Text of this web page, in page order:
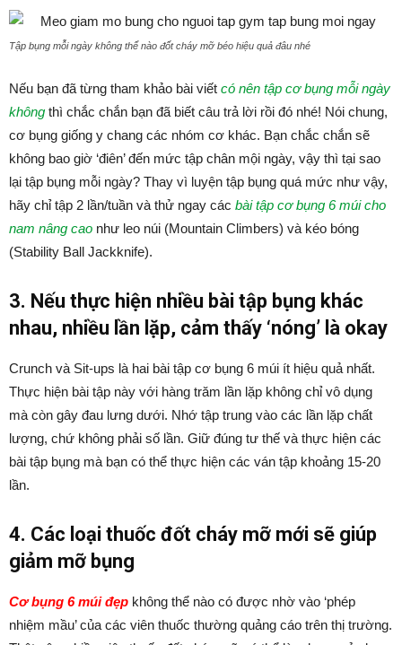
Tập bụng mỗi ngày không thể nào đốt cháy mỡ béo hiệu quả đâu nhé
Nếu bạn đã từng tham khảo bài viết có nên tập cơ bụng mỗi ngày
không thì chắc chắn bạn đã biết câu trả lời rồi đó nhé! Nói chung,
cơ bụng giống y chang các nhóm cơ khác. Bạn chắc chắn sẽ
không bao giờ ‘điên’ đến mức tập chân mội ngày, vậy thì tại sao
lại tập bụng mỗi ngày? Thay vì luyện tập bụng quá mức như vậy,
hãy chỉ tập 2 lần/tuần và thử ngay các bài tập cơ bụng 6 múi cho
nam nâng cao như leo núi (Mountain Climbers) và kéo bóng
(Stability Ball Jackknife).
3. Nếu thực hiện nhiều bài tập bụng khác
nhau, nhiều lần lặp, cảm thấy ‘nóng’ là okay
Crunch và Sit-ups là hai bài tập cơ bụng 6 múi ít hiệu quả nhất.
Thực hiện bài tập này với hàng trăm lần lặp không chỉ vô dụng
mà còn gây đau lưng dưới. Nhớ tập trung vào các lần lặp chất
lượng, chứ không phải số lần. Giữ đúng tư thế và thực hiện các
bài tập bụng mà bạn có thể thực hiện các ván tập khoảng 15-20
lần.
4. Các loại thuốc đốt cháy mỡ mới sẽ giúp
giảm mỡ bụng
Cơ bụng 6 múi đẹp không thể nào có được nhờ vào ‘phép
nhiệm mầu’ của các viên thuốc thường quảng cáo trên thị trường.